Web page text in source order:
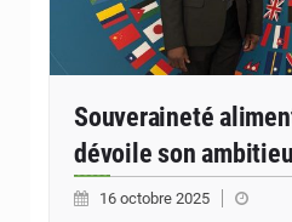
Souveraineté
dévoile son
16 octobre 2025